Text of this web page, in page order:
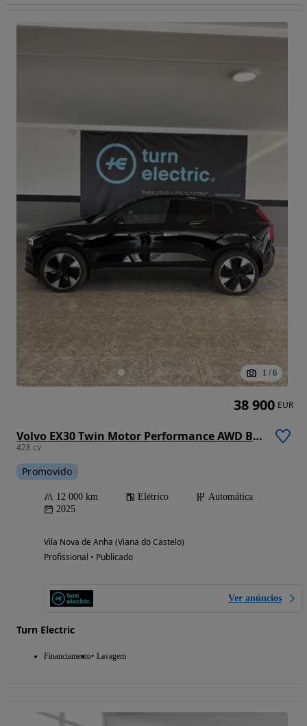
1 / 6
Volvo EX30 Twin Motor Performance AWD Black Edition Ultra
428 cv
Promovido
12 000 km Elétrico
Automática
2025
Vila Nova de Anha (Viana do Castelo)
Profissional • Publicado
Ver anúncios
Turn Electric
Financiamento Lavagem
38 900 EUR